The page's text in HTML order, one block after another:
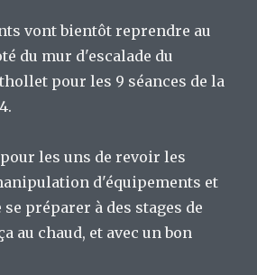
vont bientôt reprendre au
du mur d'escalade du
pour les 9 séances de la
les uns de revoir les
d'équipements et
préparer à des stages de
au chaud, et avec un bon